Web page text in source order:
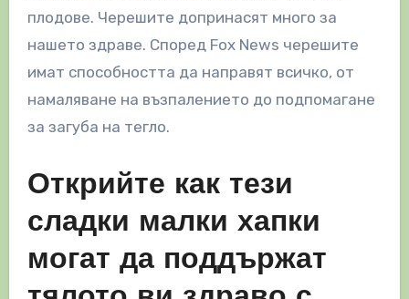
плодове. Черешите допринасят много за
нашето здраве. Според Fox News черешите
имат способността да направят всичко, от
намаляване на възпалението до подпомагане
за загуба на тегло.
Открийте как тези
сладки малки хапки
могат да поддържат